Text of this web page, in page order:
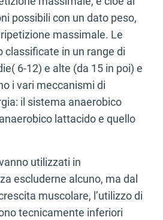
possibili con un dato peso,
massimale. Le
classificate in un range di
6-12) e alte (da 15 in poi) e
i vari meccanismi di
il sistema anaerobico
lattacido e quello
utilizzati in
escluderne alcuno, ma dal
muscolare, l’utilizzo di
tecnicamente inferiori